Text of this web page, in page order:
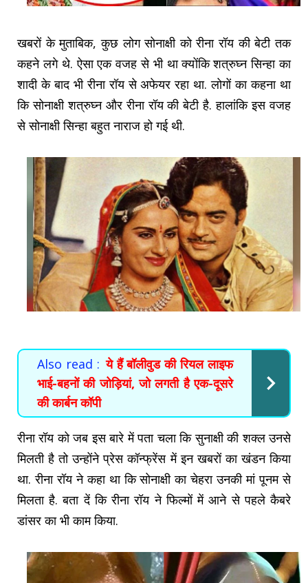
खबरों के मुताबिक, कुछ लोग सोनाक्षी को रीना रॉय की बेटी तक
कहने लगे थे. ऐसा एक वजह से भी था क्योंकि शत्रुघ्न सिन्हा का
शादी के बाद भी रीना रॉय से अफेयर रहा था. लोगों का कहना था
कि सोनाक्षी शत्रुघ्न और रीना रॉय की बेटी है. हालांकि इस वजह
से सोनाक्षी सिन्हा बहुत नाराज हो गई थी.
Also read : ये हैं बॉलीवुड की रियल लाइफ
भाई-बहनों की जोड़ियां, जो लगती है एक-दूसरे
की कार्बन कॉपी
रीना रॉय को जब इस बारे में पता चला कि सुनाक्षी की शक्ल उनसे
मिलती है तो उन्होंने प्रेस कॉन्फ्रेंस में इन खबरों का खंडन किया
था. रीना रॉय ने कहा था कि सोनाक्षी का चेहरा उनकी मां पूनम से
मिलता है. बता दें कि रीना रॉय ने फिल्मों में आने से पहले कैबरे
डांसर का भी काम किया.